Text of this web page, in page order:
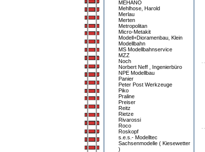
MEHANO
Mehlhose, Harold
Merlau
Merten
Metropolitan
Micro-Metakit
Modell+Dioramenbau, Klein
Modellbahn
MS Modellbahnservice
MZZ
Noch
Norbert Neff , Ingenierbüro
NPE Modellbau
Panier
Peter Post Werkzeuge
Piko
Praline
Preiser
Reitz
Rietze
Rivarossi
Roco
Roskopf
s.e.s.- Modelltec
Sachsenmodelle ( Kiesewetter
)